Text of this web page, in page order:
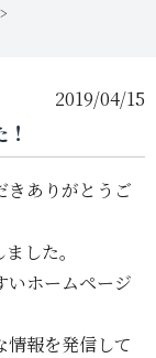
>
2019/04/15
きありがとうご
した。
いホームページ
情報を発信して